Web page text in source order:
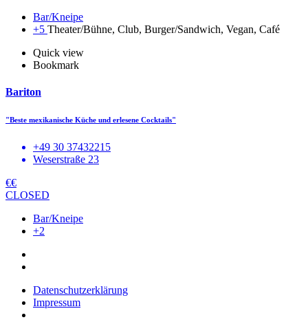
Bar/Kneipe
+5 Theater/Bühne, Club, Burger/Sandwich, Vegan, Café
Quick view
Bookmark
Bariton
"Beste mexikanische Küche und erlesene Cocktails"
+49 30 37432215
Weserstraße 23
€€
CLOSED
Bar/Kneipe
+2
Datenschutzerklärung
Impressum